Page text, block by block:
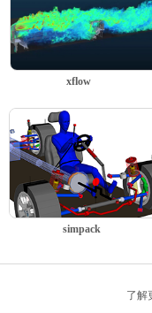
xflow
simpack
了解